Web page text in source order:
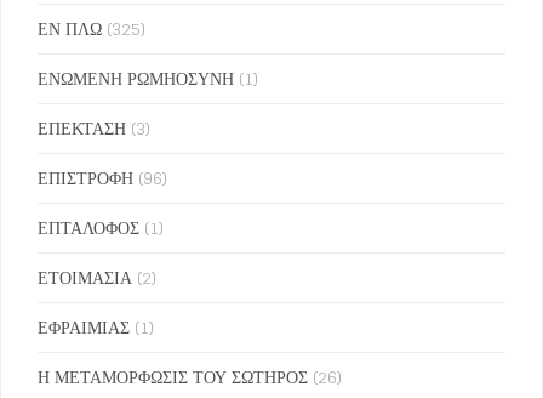
ΕΝ ΠΛΩ (325)
ΕΝΩΜΕΝΗ ΡΩΜΗΟΣΥΝΗ (1)
ΕΠΕΚΤΑΣΗ (3)
ΕΠΙΣΤΡΟΦΗ (96)
ΕΠΤΑΛΟΦΟΣ (1)
ΕΤΟΙΜΑΣΙΑ (2)
ΕΦΡΑΙΜΙΑΣ (1)
Η ΜΕΤΑΜΟΡΦΩΣΙΣ ΤΟΥ ΣΩΤΗΡΟΣ (26)